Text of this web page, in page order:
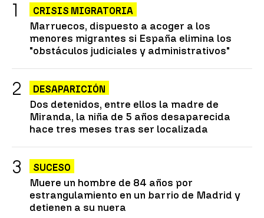
CRISIS MIGRATORIA
Marruecos, dispuesto a acoger a los
menores migrantes si España elimina los
"obstáculos judiciales y administrativos"
DESAPARICIÓN
Dos detenidos, entre ellos la madre de
Miranda, la niña de 5 años desaparecida
hace tres meses tras ser localizada
SUCESO
Muere un hombre de 84 años por
estrangulamiento en un barrio de Madrid y
detienen a su nuera